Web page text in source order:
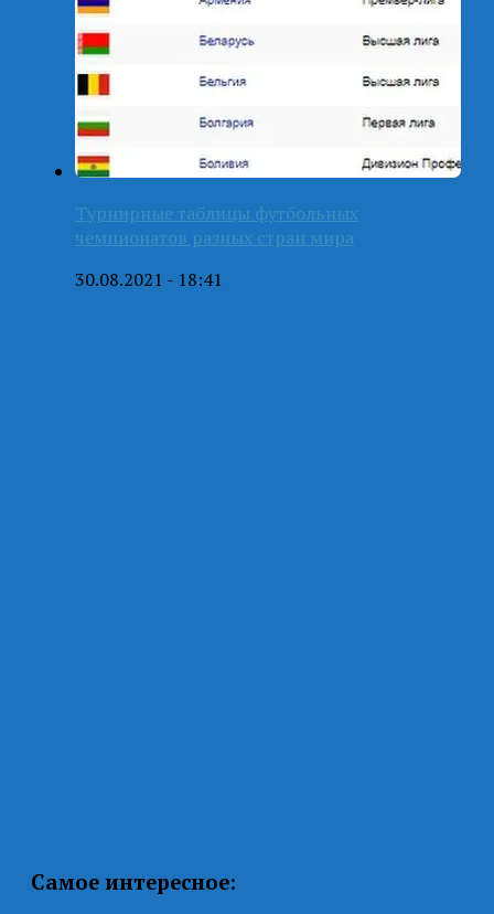
Турнирные таблицы футбольных
чемпионатов разных стран мира
30.08.2021 - 18:41
Самое интересное: